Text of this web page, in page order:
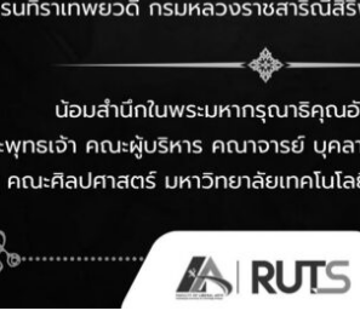
nureesun.c
Related Posts